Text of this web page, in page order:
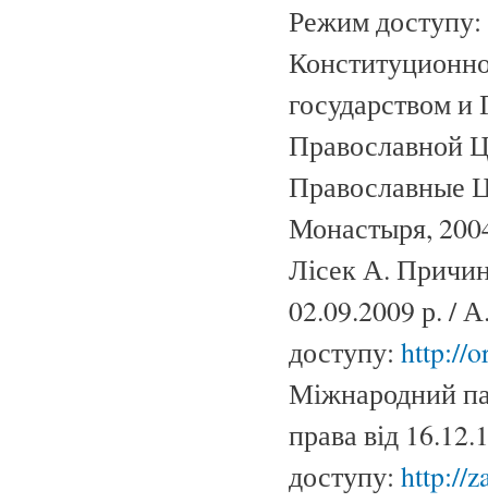
Режим доступу:
государством
Православной
Православные
Монастыря,
Лісек А.
02.09.2009 р. /
доступу: http://
Міжнародний
права від
доступу: http://